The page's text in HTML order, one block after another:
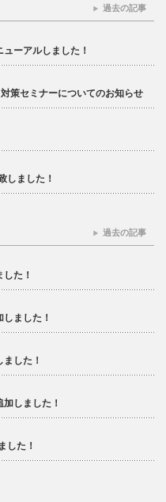
ーアルしました！
策セミナーについてのお知らせ
ました！
過去の記事
た！
ました！
した！
しました！
した！
過去の記事